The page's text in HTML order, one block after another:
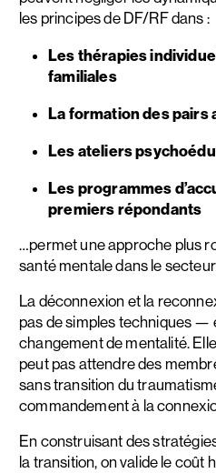
les principes de DF/RF dans :
Les thérapies
familiales
La formation des pairs
Les ateliers
Les programmes
premiers répondants
…permet une approche plus
santé mentale dans le
La déconnexion et la
pas de simples techniques —
changement de mentalité.
peut pas attendre des
sans transition du
commandement à la
En construisant des
la transition, on valide le coût